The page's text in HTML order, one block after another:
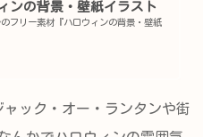
ンの背景・壁紙イラスト
フリー素材『ハロウィンの背景・壁紙
ック・オー・ランタンや街